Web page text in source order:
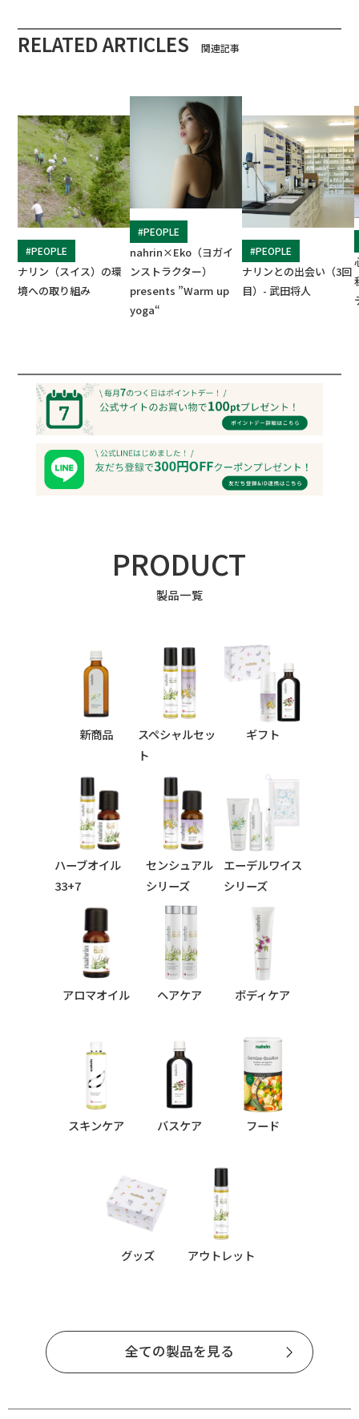
RELATED ARTICLES 関連記事
#PEOPLE
ナリン（スイス）の環
境への取り組み
#PEOPLE
nahrin×Eko（ヨガイ
ンストラクター）
presents ”Warm up
yoga“
#PEOPLE
ナリンとの出会い（3回
目）- 武田将人
PRODUCT
製品一覧
新商品
スペシャルセッ
ト
ギフト
ハーブオイル
33+7
シリーズ
センシュアル
シリーズ
エーデルワイス
シリーズ
アロマオイル ヘアケア ボディケア
スキンケア バスケア フード
グッズ アウトレット
全ての製品を見る